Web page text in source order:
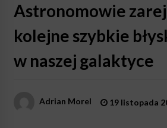
Astronomowie
kolejne szybkie
w naszej galaktyce
Adrian Morel 19 listopada